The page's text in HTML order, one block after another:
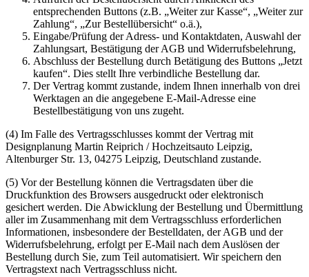
entsprechenden Buttons (z.B. „Weiter zur Kasse“, „Weiter zur
Zahlung“, „Zur Bestellübersicht“ o.ä.),
Eingabe/Prüfung der Adress- und Kontaktdaten, Auswahl der
Zahlungsart, Bestätigung der AGB und Widerrufsbelehrung,
Abschluss der Bestellung durch Betätigung des Buttons „Jetzt
kaufen“. Dies stellt Ihre verbindliche Bestellung dar.
Der Vertrag kommt zustande, indem Ihnen innerhalb von drei
Werktagen an die angegebene E-Mail-Adresse eine
Bestellbestätigung von uns zugeht.
(4) Im Falle des Vertragsschlusses kommt der Vertrag mit
Designplanung Martin Reiprich / Hochzeitsauto Leipzig,
Altenburger Str. 13, 04275 Leipzig, Deutschland zustande.
(5) Vor der Bestellung können die Vertragsdaten über die
Druckfunktion des Browsers ausgedruckt oder elektronisch
gesichert werden. Die Abwicklung der Bestellung und Übermittlung
aller im Zusammenhang mit dem Vertragsschluss erforderlichen
Informationen, insbesondere der Bestelldaten, der AGB und der
Widerrufsbelehrung, erfolgt per E-Mail nach dem Auslösen der
Bestellung durch Sie, zum Teil automatisiert. Wir speichern den
Vertragstext nach Vertragsschluss nicht.